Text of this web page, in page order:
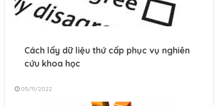
Cách lấy dữ liệu thứ cấp phục vụ nghiên
cứu khoa học
05/11/2022